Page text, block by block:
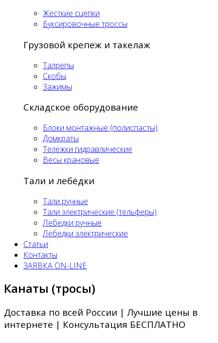
Жесткие сцепки
Буксировочные троссы
Грузовой крепеж и такелаж
Талрепы
Скобы
Зажимы
Складское оборудование
Блоки монтажные (полиспасты)
Домкраты
Тележки гидравлические
Весы крановые
Тали и лебёдки
Тали ручные
Тали электрические (тельферы)
Лебедки ручные
Лебедки электрические
Статьи
Контакты
ЗАЯВКА ON-LINE
Канаты (тросы)
Доставка по всей России | Лучшие цены в
интернете | Консультация БЕСПЛАТНО